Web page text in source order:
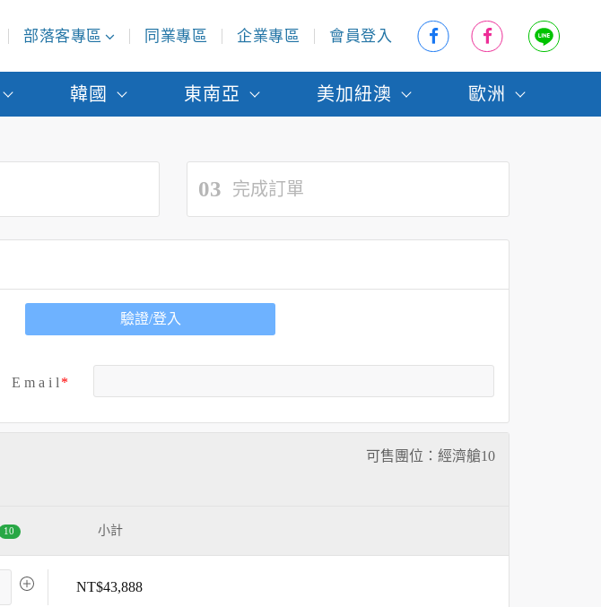
部落客專區 同業專區 企業專區 會員登入
韓國 東南亞 美加紐澳 歐洲
03 完成訂單
驗證/登入
E m a i l
可售團位：經濟艙10
10 小計
NT$43,888